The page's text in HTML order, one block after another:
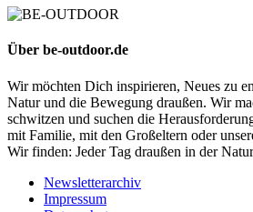
Über be-outdoor.de
Wir möchten Dich inspirieren, Neues zu
Natur und die Bewegung draußen. Wir
schwitzen und suchen die
mit Familie, mit den Großeltern oder
Wir finden: Jeder Tag draußen in der
Newsletterarchiv
Impressum